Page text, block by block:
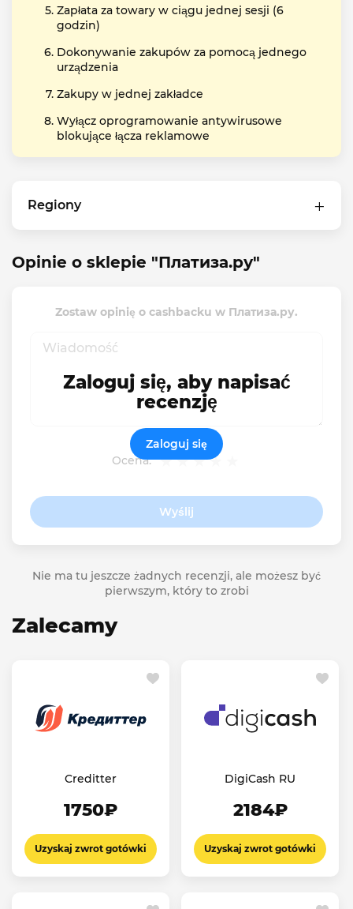
Zapłata za towary w ciągu jednej sesji (6
godzin)
Dokonywanie zakupów za pomocą jednego
urządzenia
Zakupy w jednej zakładce
Wyłącz oprogramowanie antywirusowe
blokujące łącza reklamowe
Regiony
Opinie o sklepie "Платиза.ру"
Zostaw opinię o cashbacku w Платиза.ру.
Ocena:
Wyślij
Zaloguj się, aby napisać
recenzję
Zaloguj się
Nie ma tu jeszcze żadnych recenzji, ale możesz być
pierwszym, który to zrobi
Zalecamy
Creditter
1750₽
Uzyskaj zwrot gotówki
DigiCash RU
2184₽
Uzyskaj zwrot gotówki